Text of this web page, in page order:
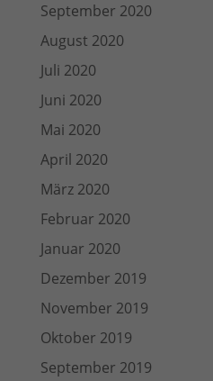
September 2020
August 2020
Juli 2020
Juni 2020
Mai 2020
April 2020
März 2020
Februar 2020
Januar 2020
Dezember 2019
November 2019
Oktober 2019
September 2019